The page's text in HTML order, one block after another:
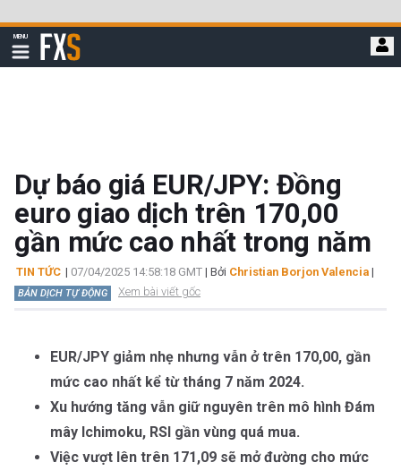
qua
đi
MENU
Hiển
thị
FXStreet
Dự báo giá EUR/JPY: Đồng
euro giao dịch trên 170,00
gần mức cao nhất trong năm
TIN TỨC | 07/04/2025 14:58:18 GMT | Bởi Christian Borjon Valencia |
BẢN DỊCH TỰ ĐỘNG Xem bài viết gốc
EUR/JPY giảm nhẹ nhưng vẫn ở trên 170,00, gần
mức cao nhất kể từ tháng 7 năm 2024.
Xu hướng tăng vẫn giữ nguyên trên mô hình Đám
mây Ichimoku, RSI gần vùng quá mua.
Việc vượt lên trên 171,09 sẽ mở đường cho mức